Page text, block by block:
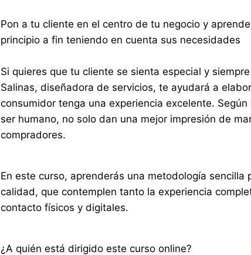
Pon a tu cliente en el centro de tu negocio y
principio a fin teniendo en cuenta sus necesidades
Si quieres que tu cliente se sienta especial y
Salinas, diseñadora de servicios, te ayudará a
consumidor tenga una experiencia excelente.
ser humano, no solo dan una mejor impresión de
compradores.
En este curso, aprenderás una metodología
calidad, que contemplen tanto la experiencia
contacto físicos y digitales.
¿A quién está dirigido este curso online?